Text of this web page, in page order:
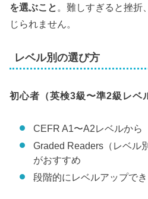
を選ぶこと 。難しすぎると挫折
じられません。
レベル別の選び方
初心者（英検3級〜準2級レベ
CEFR A1〜A2レベルから
Graded Readers（レベル
がおすすめ
段階的にレベルアップで